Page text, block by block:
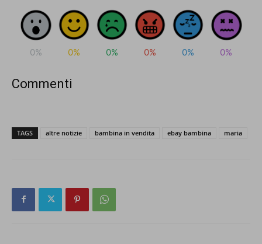
0% 0% 0% 0% 0% 0%
Commenti
TAGS altre notizie bambina in vendita ebay bambina maria